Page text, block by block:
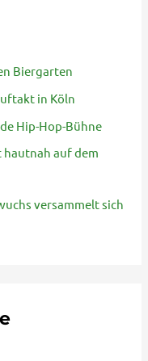
Biergarten
in Köln
Hip-Hop-Bühne
auf dem
versammelt sich